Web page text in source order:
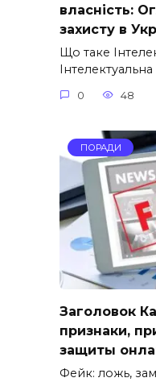
власність:
захисту в
Що таке
Інтелектуальна
0 48
ПОРАДИ
Заголовок
признаки,
защиты
Фейк: ложь,